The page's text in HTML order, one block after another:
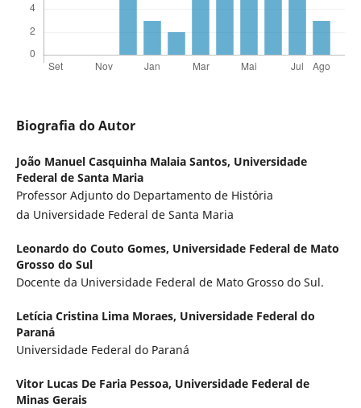
Biografia do Autor
João Manuel Casquinha Malaia Santos, Universidade
Federal de Santa Maria
Professor Adjunto do Departamento de História
da Universidade Federal de Santa Maria
Leonardo do Couto Gomes, Universidade Federal de Mato
Grosso do Sul
Docente da Universidade Federal de Mato Grosso do Sul.
Letícia Cristina Lima Moraes, Universidade Federal do
Paraná
Universidade Federal do Paraná
Vitor Lucas De Faria Pessoa, Universidade Federal de
Minas Gerais